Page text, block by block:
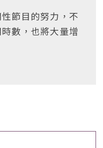
節目的努力，不
數，也將大量增